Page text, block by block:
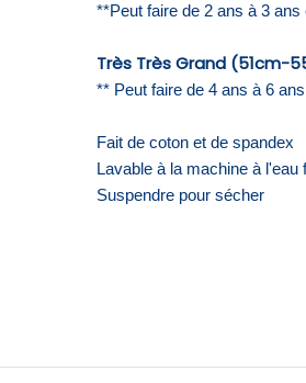
**Peut faire de 2 ans à 3 ans
Très Très Grand (51cm-
** Peut faire de 4 ans à 6
Fait de coton et de spandex
Lavable à la machine à l'eau
Suspendre pour sécher